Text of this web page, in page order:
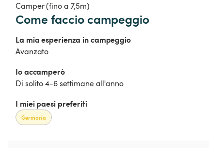
Camper (fino a 7,5m)
Come faccio campeggio
La mia esperienza in campeggio
Avanzato
Io accamperò
Di solito 4-6 settimane all'anno
I miei paesi preferiti
Germania